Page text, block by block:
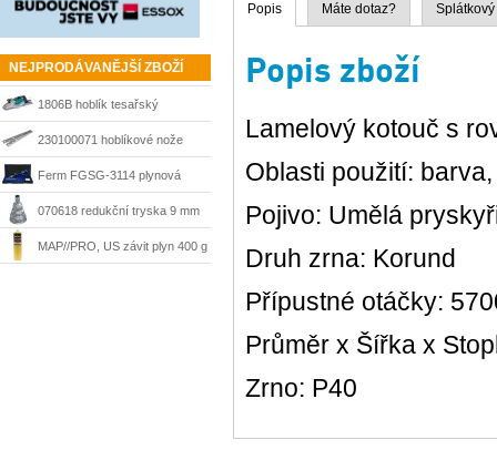
NEJPRODÁVANĚJŠÍ ZBOŽÍ
1806B hoblík tesařský
velkoplošný 170 mm Makita
230100071 hoblíkové nože
HSS 210 mm Matrix
Ferm FGSG-3114 plynová
pájka SGM1006
070618 redukční tryska 9 mm
Steinel
MAP//PRO, US závit plyn 400 g
Popis Máte dotaz?
Popis zboží
Lamelový kotouč s
Oblasti použití:
Pojivo: Umělá
Druh zrna: Korund
Přípustné otáčky:
Průměr x Šířka x
Zrno: P40